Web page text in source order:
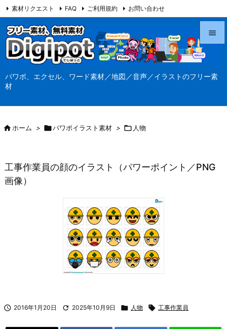
パワポ、エクセル、ワード素材／地図／音声／イラストのフリー素
材



検索
素材リクエスト FAQ ご利用規約 お問い合わせ
当サイト（Digipot.net）について
ホーム > パワポイラスト素材 >  人物
工事作業員の顔のイラスト（パワーポイント／PNG
画像）
 2016年1月20日  2025年10月9日  人物  工事作業員